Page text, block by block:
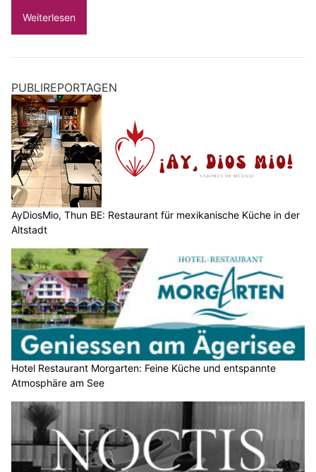
Weiterlesen
PUBLIREPORTAGEN
AyDiosMio, Thun BE: Restaurant für mexikanische Küche in der
Altstadt
Hotel Restaurant Morgarten: Feine Küche und entspannte
Atmosphäre am See